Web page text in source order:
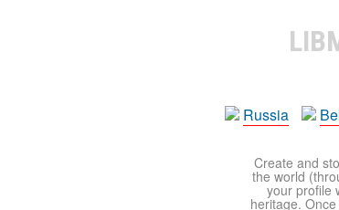
Russia
Create and
the world
your profile
heritage.